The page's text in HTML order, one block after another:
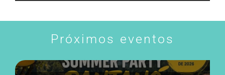
Próximos eventos